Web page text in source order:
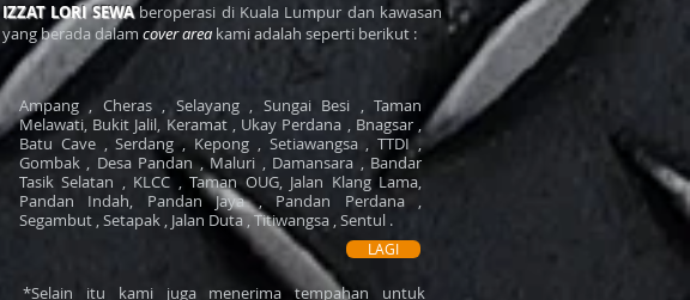
IZZAT LORI SEWAberoperasi di Kuala Lumpur dan kawasan
yang berada dalam cover area kami adalah seperti berikut :
Ampang , Cheras , Selayang , Sungai Besi , Taman
Melawati, Bukit Jalil, Keramat , Ukay Perdana , Bnagsar ,
Batu Cave , Serdang , Kepong , Setiawangsa , TTDI ,
Gombak , Desa Pandan , Maluri , Damansara , Bandar
Tasik Selatan , KLCC , Taman OUG, Jalan Klang Lama,
Pandan Indah, Pandan Jaya , Pandan Perdana ,
Segambut , Setapak , Jalan Duta , Titiwangsa , Sentul .
LAGI
*Selain itu kami juga menerima tempahan untuk